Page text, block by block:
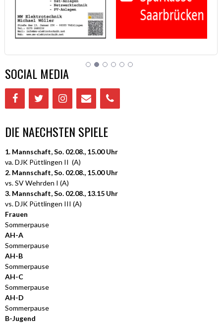
SOCIAL MEDIA
DIE NAECHSTEN SPIELE
1. Mannschaft, So. 02.08., 15.00 Uhr
va. DJK Püttlingen II (A)
2. Mannschaft, So. 02.08., 15.00 Uhr
vs. SV Wehrden I (A)
3. Mannschaft, So. 02.08., 13.15 Uhr
vs. DJK Püttlingen III (A)
Frauen
Sommerpause
AH-A
Sommerpause
AH-B
Sommerpause
AH-C
Sommerpause
AH-D
Sommerpause
B-Jugend